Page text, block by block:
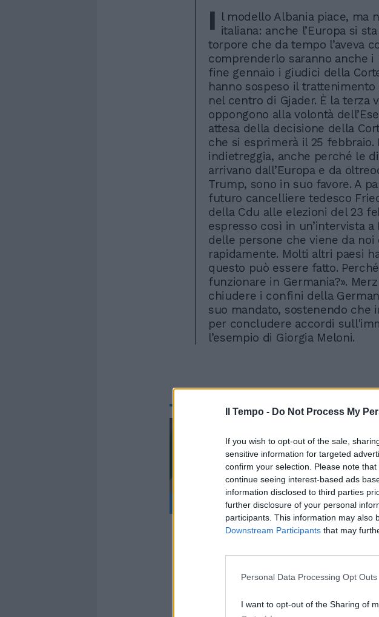
Il Tempo - Do Not Process My
If you wish to opt-out of the sale,
sensitive information for targeted
confirm your selection. Please note
continue seeing interest-based ads
information disclosed to third parties
further disclosure of your personal
participants. This information may also
Downstream Participants that may
Personal Data Processing Opt Outs
I want to opt-out of the Sharing of
I l modello Albania piace, ma
italiana: anche l’Europa si
torpore che da tempo l’aveva
comprenderlo saranno anche i
fine gennaio i giudici della
hanno sospeso il
nel centro di Gjader. È la terza
oppongono alla volontà
attesa della decisione della
che si esprimerà il 25 febbraio.
indietreggia, anche perché le
arrivano dall’Europa e da
Trump, sono in suo favore. A
futuro cancelliere tedesco
della Cdu alle elezioni del 23
espresso così in un’intervista
delle persone che viene da noi
rapidamente. Molti altri paesi
questo può essere fatto.
funzionare in Germania?».
chiudere i confini della
suo mandato, sostenendo che
per concludere accordi
l’esempio di Giorgia Meloni.
l'Ue",
Intanto, arriva un altro
per gli Affari interni e la
Rudy